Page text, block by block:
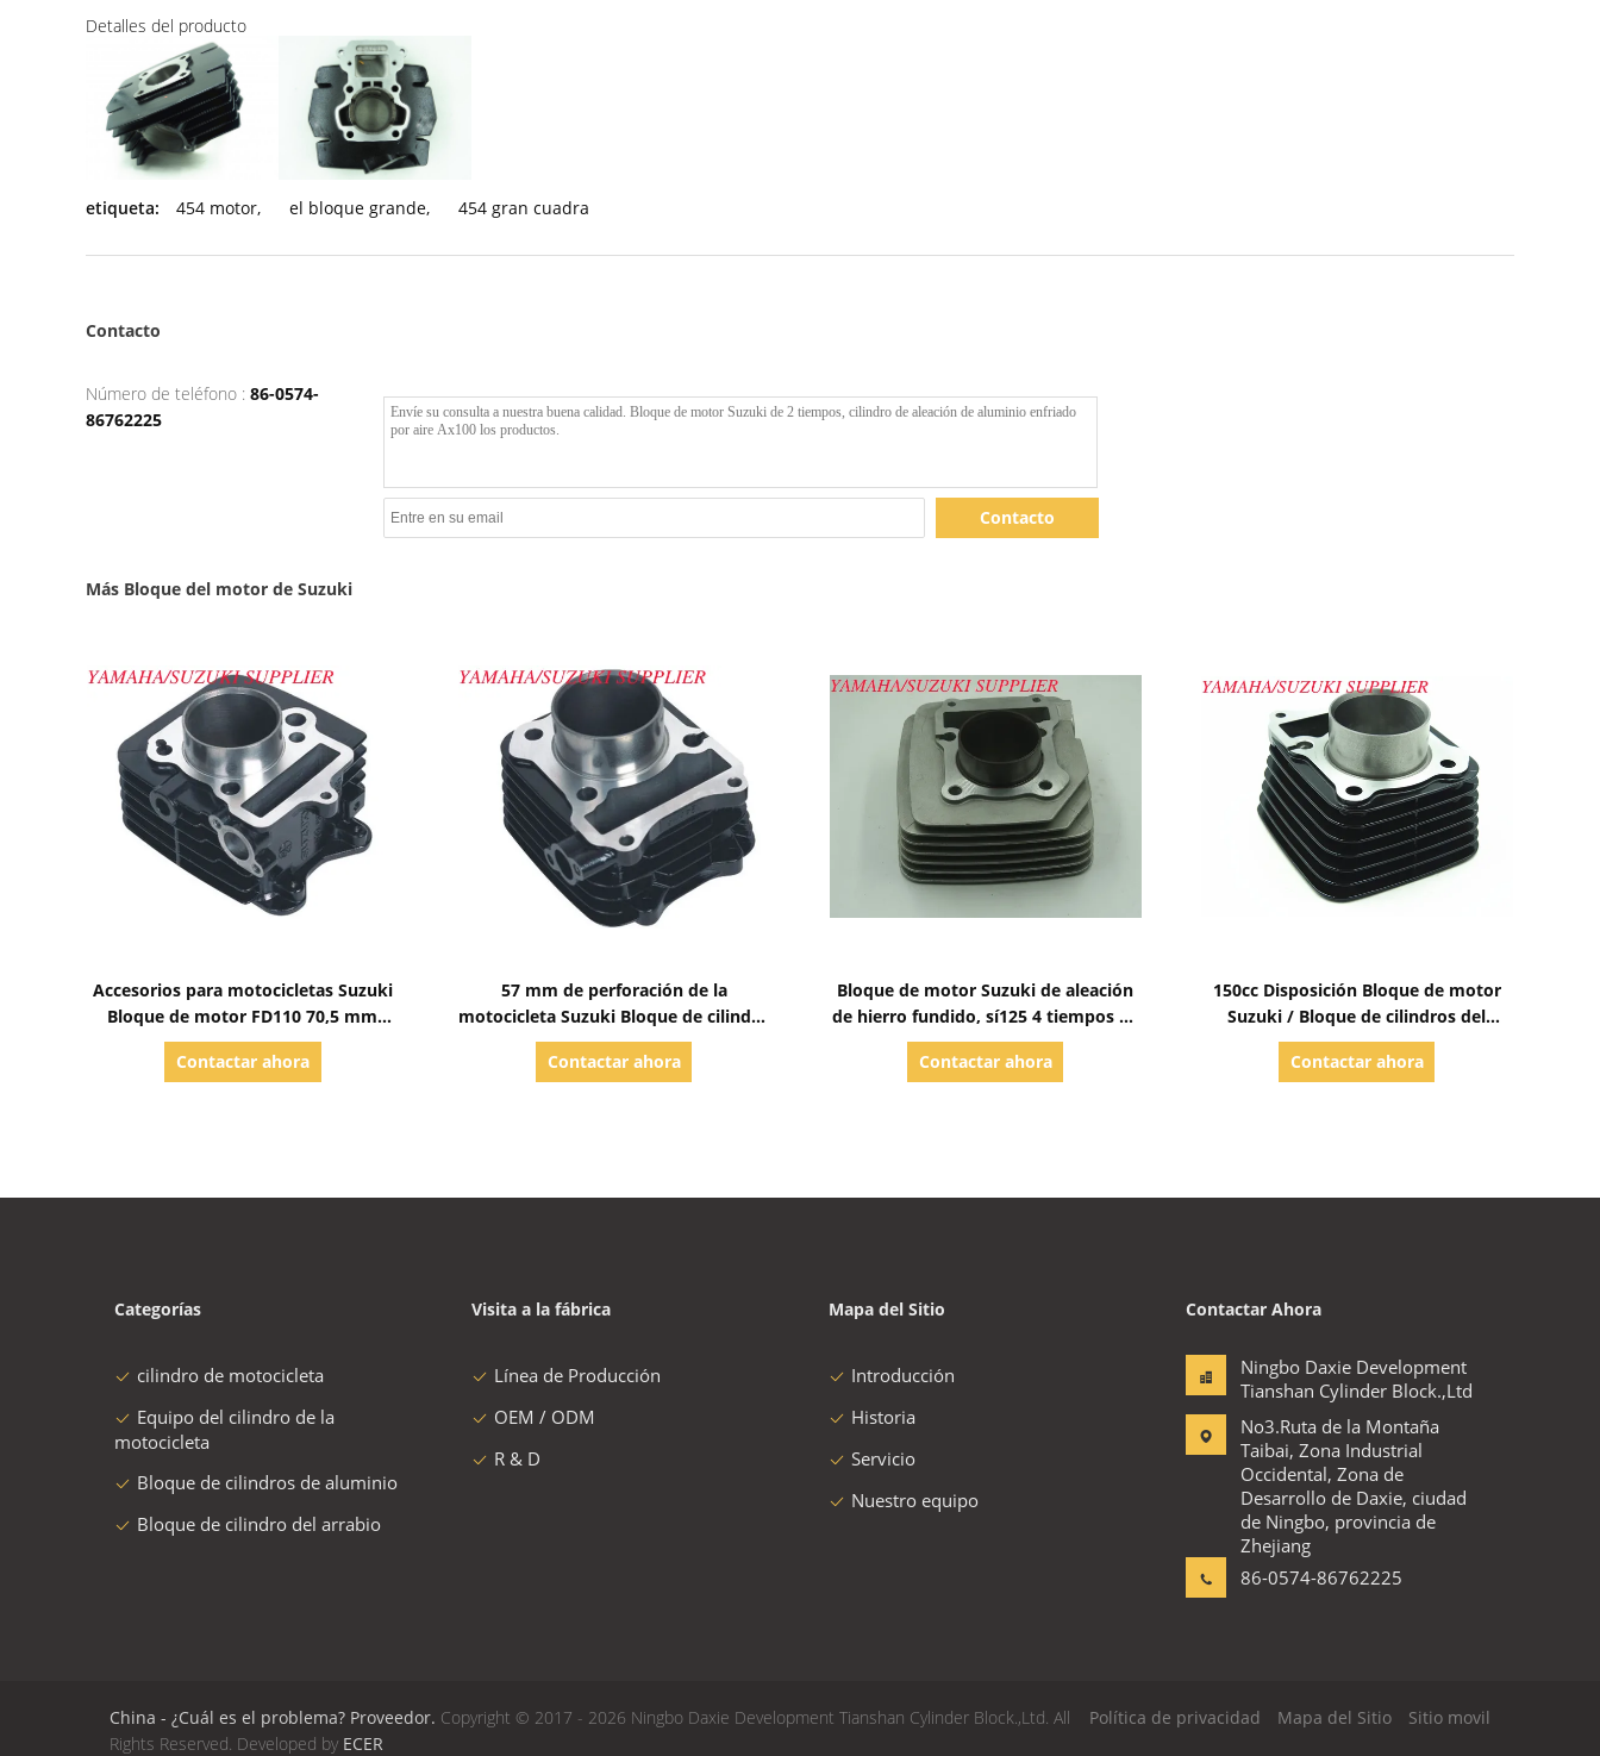
Detalles del producto
etiqueta: 454 motor, el bloque grande, 454 gran cuadra
Contacto
Número de teléfono : 86-0574-
86762225
Contacto
Más Bloque del motor de Suzuki
Accesorios para motocicletas Suzuki
Bloque de motor FD110 70,5 mm
Alturas efectivas
Contactar ahora
57 mm de perforación de la
motocicleta Suzuki Bloque de cilindro
único de alto rendimiento GS125
Contactar ahora
Bloque de motor Suzuki de aleación
de hierro fundido, sí125 4 tiempos de
cilindro único
Contactar ahora
150cc Disposición Bloque de motor
Suzuki / Bloque de cilindros del
motor de motocicleta GS 150
Contactar ahora
Categorías
cilindro de motocicleta
Equipo del cilindro de la
motocicleta
Bloque de cilindros de aluminio
Bloque de cilindro del arrabio
Visita a la fábrica
Línea de Producción
OEM / ODM
R & D
Mapa del Sitio
Introducción
Historia
Servicio
Nuestro equipo
Contactar Ahora
Ningbo Daxie Development
Tianshan Cylinder Block.,Ltd
No3.Ruta de la Montaña
Taibai, Zona Industrial
Occidental, Zona de
Desarrollo de Daxie, ciudad
de Ningbo, provincia de
Zhejiang
86-0574-86762225
Política de privacidad Mapa del Sitio Sitio movil
China - ¿Cuál es el problema? Proveedor. Copyright © 2017 - 2026 Ningbo Daxie Development Tianshan Cylinder Block.,Ltd. All
Rights Reserved. Developed by ECER